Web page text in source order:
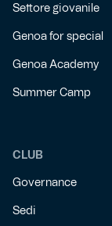
Settore giovanile
Genoa for special
Genoa Academy
Summer Camp
CLUB
Governance
Sedi